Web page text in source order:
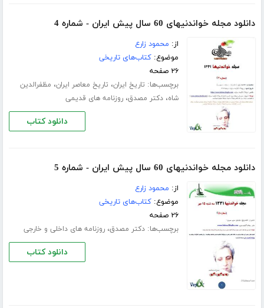
دانلود مجله خواندنیهای 60 سال پیش ایران - شماره 4
از: محمود زارع
موضوع:کتاب‌های تاریخی
۲۶ صفحه
برچسب‌ها: تاریخ ایران، تاریخ معاصر ایران، مظفرالدین
شاه،دکتر مصدق،روزنامه های قدیمی
دانلود کتاب
دانلود مجله خواندنیهای 60 سال پیش ایران - شماره 5
از: محمود زارع
موضوع:کتاب‌های تاریخی
۲۶ صفحه
برچسب‌ها:دکتر مصدق،روزنامه های داخلی و خارجی
دانلود کتاب